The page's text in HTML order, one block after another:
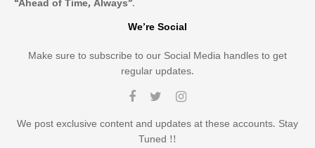
“Ahead of Time, Always”.
We’re Social
Make sure to subscribe to our Social Media handles to get
regular updates.
We post exclusive content and updates at these accounts. Stay
Tuned !!